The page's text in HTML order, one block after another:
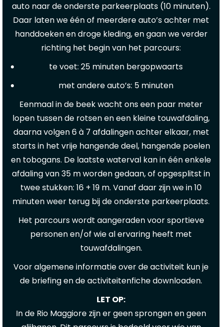
auto naar de onderste parkeerplaats (10 minuten).
Daar laten we één of meerdere auto’s achter met
handdoeken en droge kleding, en gaan we verder
richting het begin van het parcours:
te voet: 25 minuten bergopwaarts
met andere auto’s: 5 minuten
Eenmaal in de beek wacht ons een paar meter
lopen tussen de rotsen en een kleine touwafdaling,
daarna volgen 6 à 7 afdalingen achter elkaar, met
starts in het vrije hangende deel, hangende poelen
en tobogans. De laatste waterval kan in één enkele
afdaling van 35 m worden gedaan, of opgesplitst in
twee stukken: 16 + 19 m. Vanaf daar zijn we in 10
minuten weer terug bij de onderste parkeerplaats.
Het parcours wordt aangeraden voor sportieve
personen en/of wie al ervaring heeft met
touwafdalingen.
Voor algemene informatie over de activiteit kun je
de briefing en de activiteitenfiche downloaden.
LET OP:
In de Rio Maggiore zijn er geen sprongen en geen